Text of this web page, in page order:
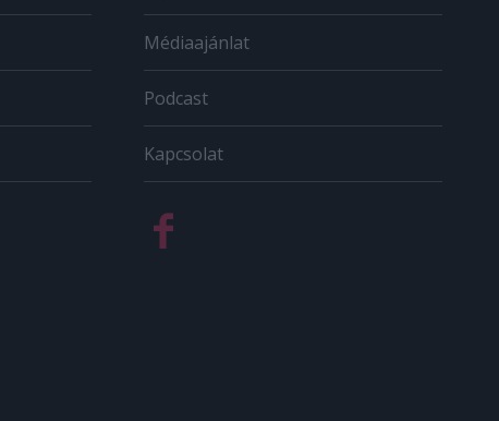
Médiaajánlat
Podcast
Kapcsolat